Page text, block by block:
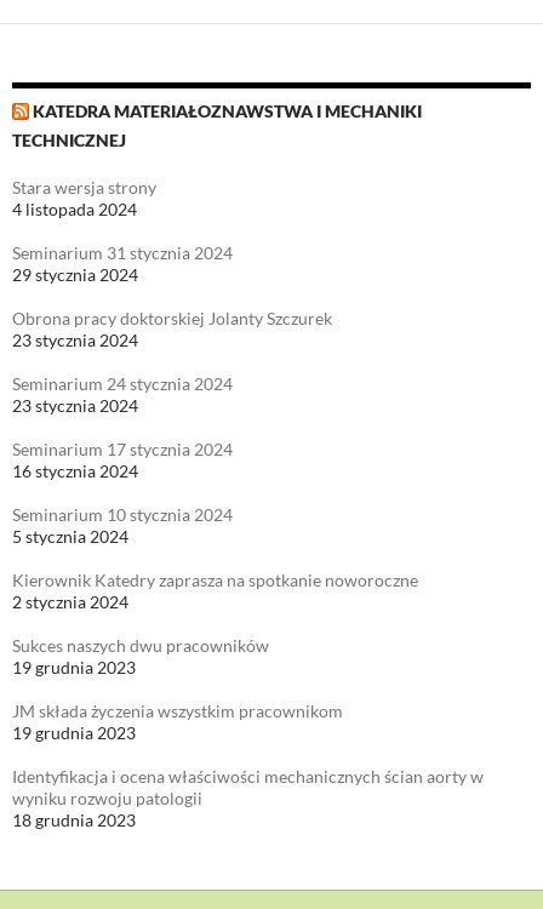
KATEDRA MATERIAŁOZNAWSTWA I MECHANIKI
TECHNICZNEJ
Stara wersja strony
4 listopada 2024
Seminarium 31 stycznia 2024
29 stycznia 2024
Obrona pracy doktorskiej Jolanty Szczurek
23 stycznia 2024
Seminarium 24 stycznia 2024
23 stycznia 2024
Seminarium 17 stycznia 2024
16 stycznia 2024
Seminarium 10 stycznia 2024
5 stycznia 2024
Kierownik Katedry zaprasza na spotkanie noworoczne
2 stycznia 2024
Sukces naszych dwu pracowników
19 grudnia 2023
JM składa życzenia wszystkim pracownikom
19 grudnia 2023
Identyfikacja i ocena właściwości mechanicznych ścian aorty w
wyniku rozwoju patologii
18 grudnia 2023